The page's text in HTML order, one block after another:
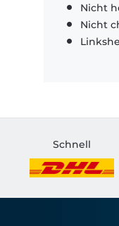
Nicht
Nicht
Schnell